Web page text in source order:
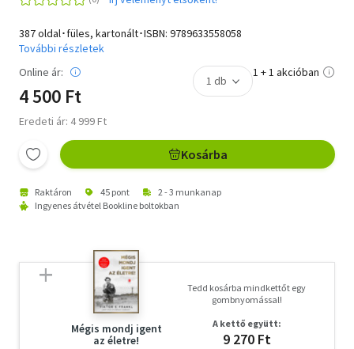
387 oldal･füles, kartonált･ISBN: 9789633558058
További részletek
Online ár:
4 500 Ft
Eredeti ár: 4 999 Ft
1 + 1 akcióban
Kosárba
Raktáron 45 pont
2 - 3 munkanap
Ingyenes átvétel Bookline boltokban
Mégis mondj igent
az életre!
Tedd kosárba mindkettőt egy
gombnyomással!
A kettő együtt:
9 270 Ft